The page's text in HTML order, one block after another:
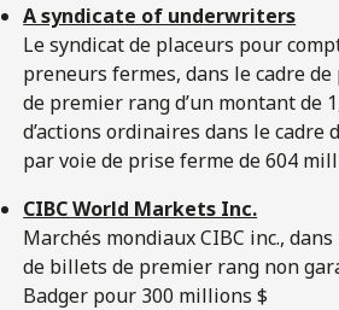
A syndicate of underwriters
Le syndicat de placeurs pour
preneurs fermes, dans le cadre
de premier rang d’un montant de
d’actions ordinaires dans le cadre
par voie de prise ferme de 604
CIBC World Markets Inc.
Marchés mondiaux CIBC inc.,
de billets de premier rang non
Badger pour 300 millions $